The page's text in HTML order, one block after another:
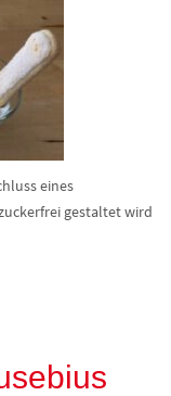
eines
gestaltet wird